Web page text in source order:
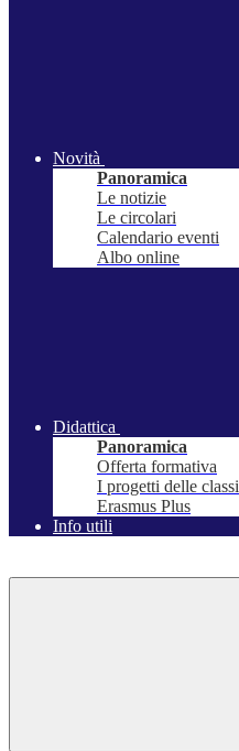
Novità
Panoramica
Le notizie
Le circolari
Calendario eventi
Albo online
Didattica
Panoramica
Offerta formativa
I progetti delle classi
Erasmus Plus
Info utili